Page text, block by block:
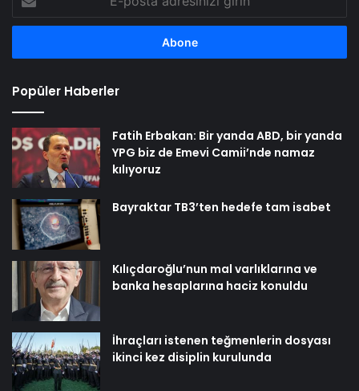
posta
adresinizi
Popüler Haberler
Fatih Erbakan: Bir yanda ABD, bir yanda
YPG biz de Emevi Camii’nde namaz
kılıyoruz
Bayraktar TB3’ten hedefe tam isabet
Kılıçdaroğlu’nun mal varlıklarına ve
banka hesaplarına haciz konuldu
İhraçları istenen teğmenlerin dosyası
ikinci kez disiplin kurulunda